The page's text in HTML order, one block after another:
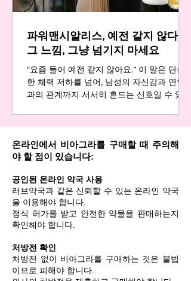
같은 정력과 스테미나가 아쉽고, 강직도와 지
은밀한 순간을 피하게 됩니다. 고독과 외로움,
쓸쓸함이 밀려오는 이유입니다. 부부 또는 연
파워맨시알리스, 예전 같지 않다는
그 느낌, 그냥 넘기지 마세요
“요즘 들어 예전 같지 않아요.” 이 말은 단순
한 체력 저하를 넘어, 남성의 자신감과 연인
과의 관계까지 서서히 흔드는 신호일 수 있습
는 근육량이 매년 1~2%씩 감소하고, 남성호르
몬이 줄어들면서 체력 저하와 함께 의욕이 떨
은 활력을 유지하고, 어떤 사람들은 무기력해
질까요? 그 차이는 ‘예전 같지 않다’는 신호를
어떻게 해석하고 대처하느냐에 달려 있습니
다. 중요한 것은 이 신호를 방치하지 않고, 건
용기입니다. 무심코 넘긴 신호, 관계를 흔드는
시작 “예전 같지 않다”는 느낌을 무시하면, 자
존감 하락과 고독감은 점점 깊어지고, 연인과
온라인에서 비아그라를 구매할 때 주의해
야 할 점이 있습니다:
공인된 온라인 약국 사용
러브약국과 같은 신뢰할 수 있는 온라인 약국
을 이용해야 합니다.
정식 허가를 받고 안전한 약물을 판매하는지
확인해야 합니다.
처방전 확인
처방전 없이 비아그라를 구매하는 것은 불법
이므로 피해야 합니다.